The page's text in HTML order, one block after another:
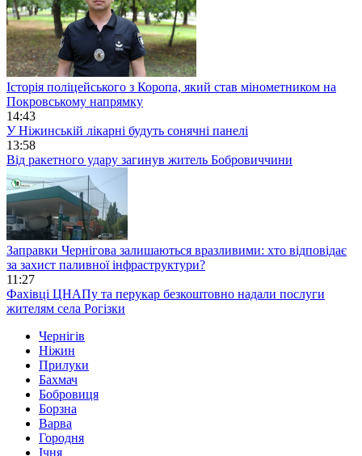
Історія поліцейського з Коропа, який став мінометником на
Покровському напрямку
14:43
У Ніжинській лікарні будуть сонячні панелі
13:58
Від ракетного удару загинув житель Бобровиччини
Заправки Чернігова залишаються вразливими: хто відповідає
за захист паливної інфраструктури?
11:27
Фахівці ЦНАПу та перукар безкоштовно надали послуги
жителям села Рогізки
Чернігів
Ніжин
Прилуки
Бахмач
Бобровиця
Борзна
Варва
Городня
Ічня